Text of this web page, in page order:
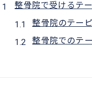
整骨院で受けるテ
整骨院のテー
整骨院でのテ
整骨院テーピ